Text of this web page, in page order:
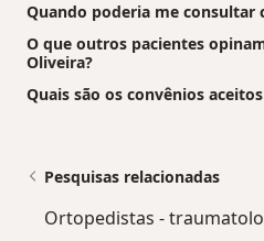
Quando poderia me consultar
O que outros pacientes
Oliveira?
Quais são os convênios
Pesquisas relacionadas
Ortopedistas -